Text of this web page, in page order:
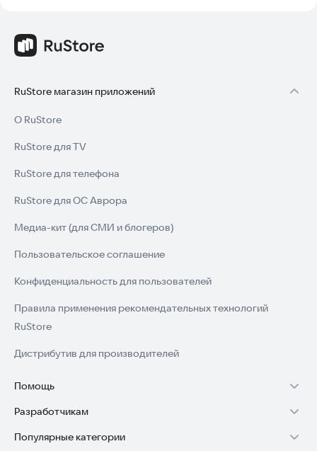
RuStore магазин приложений
О RuStore
RuStore для TV
RuStore для телефона
RuStore для ОС Аврора
Медиа-кит (для СМИ и блогеров)
Пользовательское соглашение
Конфиденциальность для пользователей
Правила применения рекомендательных технологий
RuStore
Дистрибутив для производителей
Помощь
Установка RuStore на TV
Установка RuStore на телефон
Разработчикам
Зарабатывать с RuStore
Популярные категории